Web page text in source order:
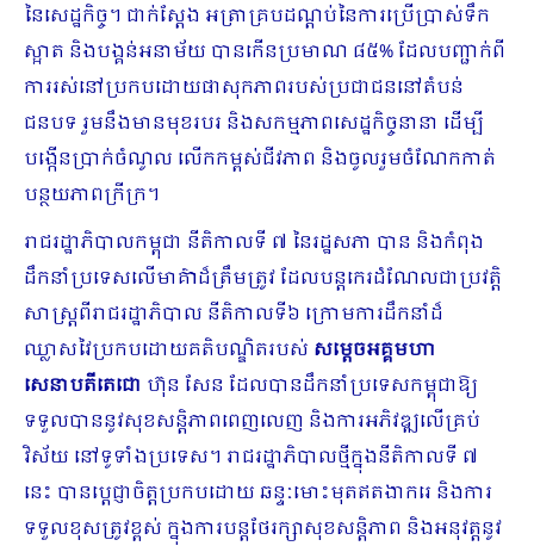
នៃសេដ្ឋកិច្ច។ ជាក់ស្តែង អត្រាគ្របដណ្តប់នៃការប្រើប្រាស់ទឹក
ស្អាត និងបង្គន់អនាម័យ បានកើនប្រមាណ ៨៥% ដែលបញ្ជាក់ពី
ការរស់នៅប្រកបដោយផាសុកភាពរបស់ប្រជាជននៅតំបន់
ជនបទ រួមនឹងមានមុខរបរ និងសកម្មភាពសេដ្ឋកិច្ចនានា ដើម្បី
បង្កើនប្រាក់ចំណូល លើកកម្ពស់ជីវភាព និងចូលរួមចំណែកកាត់
បន្ថយភាពក្រីក្រ។
រាជរដ្ឋាភិបាលកម្ពុជា នីតិកាលទី ៧ នៃរដ្ឋសភា បាន និងកំពុង
ដឹកនាំប្រទេសលើមាគ៌ាដ៏ត្រឹមត្រូវ ដែលបន្តកេរដំណែលជាប្រវត្តិ
សាស្រ្តពីរាជរដ្ឋាភិបាល នីតិកាលទី៦ ក្រោមការដឹកនាំដ៏
ឈ្លាសវៃប្រកបដោយគតិ​បណ្ឌិត​របស់ សម្តេចអគ្គមហា
សេនាបតីតេជោ ហ៊ុន សែន ដែលបានដឹកនាំប្រទេសកម្ពុជាឱ្យ
ទទួលបាននូវសុខសន្តិភាពពេញលេញ និងការអភិវឌ្ឍលើគ្រប់
វិស័យ នៅទូទាំងប្រទេស។ រាជរដ្ឋាភិបាលថ្មីក្នុងនីតិកាលទី ៧
នេះ បានប្តេជ្ញាចិត្តប្រកបដោយ ឆន្ទៈមោះមុតឥតងាករេ និងការ
ទទួលខុសត្រូវខ្ពស់ ក្នុងការបន្តថែរក្សាសុខសន្តិភាព និងអនុវត្តនូវ